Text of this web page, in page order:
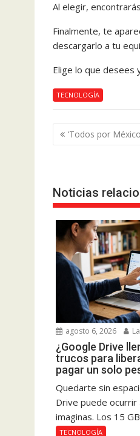
Al elegir,
Finalmente, te
descargarlo a tu
Elige lo que desees
TECNOLOGÍA
Navegación
de
‘Todos por
Noticias
agosto 6, 2026
¿Google Drive
trucos para
pagar un solo
Quedarte sin
Drive puede
imaginas. Los 15
TECNOLOGÍA